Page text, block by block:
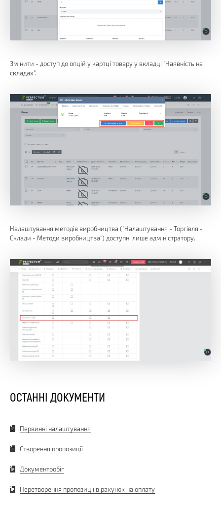
Змінити - доступ до опцій у картці товару у вкладці "Наявність на
складах".
Налаштування методів виробництва ("Налаштування - Торгівля -
Склади - Методи виробництва") доступні лише адміністратору.
ОСТАННІ ДОКУМЕНТИ
Первинні налаштування
Створення пропозиції
Документообіг
Перетворення пропозиції в рахунок на оплату